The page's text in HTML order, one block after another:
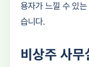
용자가 느낄 수 있
습니다.
비상주 사